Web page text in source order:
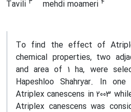
Tavili
mehdi moameri
To find the effect of
chemical properties, two
and area of 1 ha, were
Hapeshloo Shahryar. In
Atriplex canescens in 2003
Atriplex canescens was